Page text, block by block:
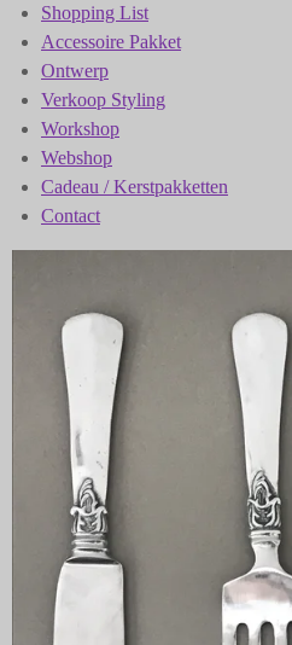
Shopping List
Accessoire Pakket
Ontwerp
Verkoop Styling
Workshop
Webshop
Cadeau / Kerstpakketten
Contact